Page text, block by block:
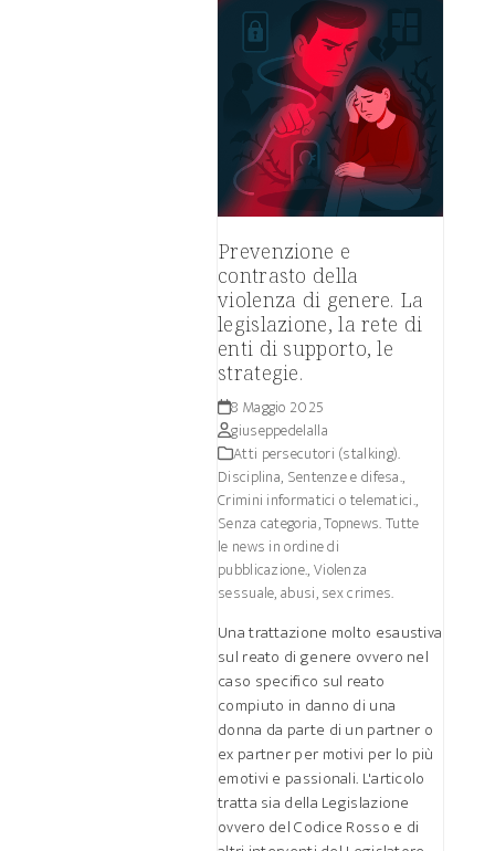
Prevenzione e
contrasto della
violenza di genere. La
legislazione, la rete di
enti di supporto, le
strategie.
8 Maggio 2025
giuseppedelalla
Atti persecutori (stalking).
Disciplina, Sentenze e difesa.,
Crimini informatici o telematici.,
Senza categoria,Topnews. Tutte
le news in ordine di
pubblicazione.,Violenza
sessuale, abusi, sex crimes.
Una trattazione molto esaustiva
sul reato di genere ovvero nel
caso specifico sul reato
compiuto in danno di una
donna da parte di un partner o
ex partner per motivi per lo più
emotivi e passionali. L'articolo
tratta sia della Legislazione
ovvero del Codice Rosso e di